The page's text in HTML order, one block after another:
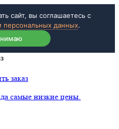
сайт, вы соглашаетесь с
персональных данных.
заказ
самые низкие цены.